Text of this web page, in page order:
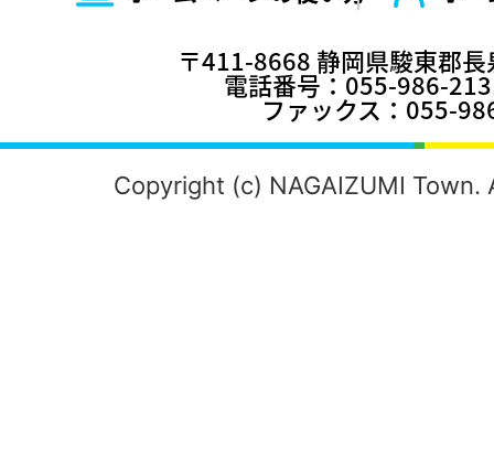
〒411-8668 静岡県駿東郡
電話番号：055-986-
ファックス：055-
Copyright (c) NAGAIZUMI Town.